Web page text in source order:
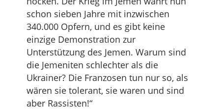
schon sieben Jahre mit inzwischen
340.000 Opfern, und es gibt keine
einzige Demonstration zur
Unterstützung des Jemen. Warum sind
die Jemeniten schlechter als die
Ukrainer? Die Franzosen tun nur so, als
wären sie tolerant, sie waren und sind
aber Rassisten!“